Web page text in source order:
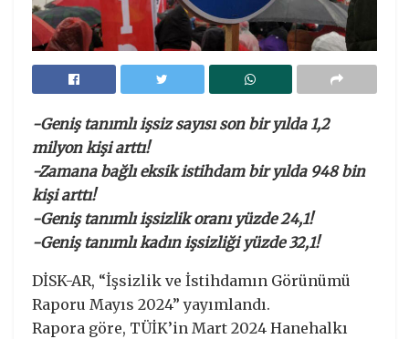
-Geniş tanımlı işsiz sayısı son bir yılda 1,2
milyon kişi arttı!
-Zamana bağlı eksik istihdam bir yılda 948 bin
kişi arttı!
-Geniş tanımlı işsizlik oranı yüzde 24,1!
-Geniş tanımlı kadın işsizliği yüzde 32,1!
DİSK-AR, “İşsizlik ve İstihdamın Görünümü
Raporu Mayıs 2024” yayımlandı.
Rapora göre, TÜİK’in Mart 2024 Hanehalkı